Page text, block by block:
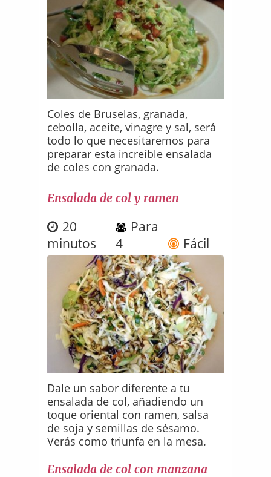
Coles de Bruselas, granada,
cebolla, aceite, vinagre y sal, será
todo lo que necesitaremos para
preparar esta increíble ensalada
de coles con granada.
Ensalada de col y ramen
20
minutos
Para
4
Fácil
Dale un sabor diferente a tu
ensalada de col, añadiendo un
toque oriental con ramen, salsa
de soja y semillas de sésamo.
Verás como triunfa en la mesa.
Ensalada de col con manzana